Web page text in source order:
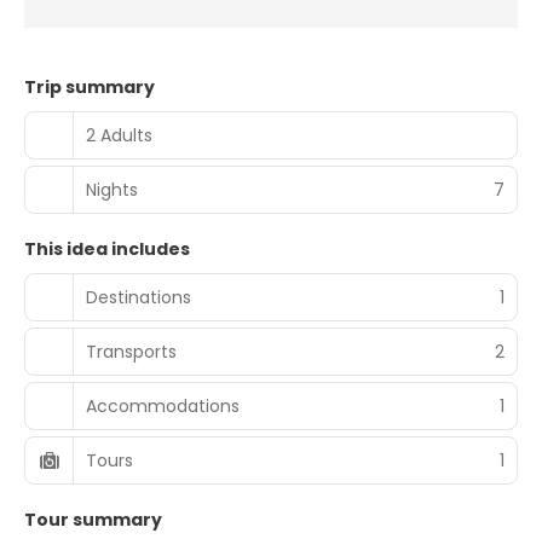
Trip summary
2 Adults
Nights 7
This idea includes
Destinations
1
Transports 2
Accommodations 1
Tours 1
Tour summary